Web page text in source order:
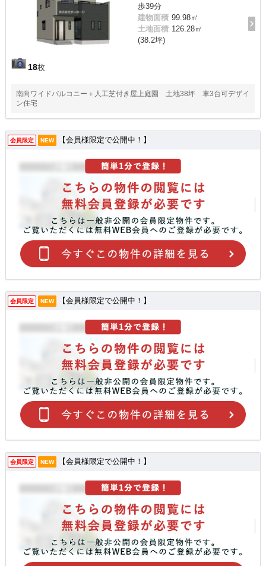
18枚
歩39分
建物面積 99.98㎡
土地面積 126.28㎡
(38.2坪)
南向ワイドバルコニー＋人工芝付き屋上庭園 土地38坪 車3台可デザイ
ン住宅
会員限定 NEW 【会員様限定で公開中！】
会員限定 NEW 【会員様限定で公開中！】
会員限定 NEW 【会員様限定で公開中！】